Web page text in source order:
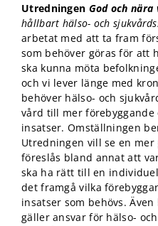
Utredningen God och nära
hållbart hälso- och
arbetat med att ta fram
som behöver göras för att
ska kunna möta
och vi lever länge med
behöver hälso- och
vård till mer
insatser. Omställningen
Utredningen vill se en
föreslås bland annat att
ska ha rätt till en
det framgå vilka
insatser som behövs.
gäller ansvar för hälso-
Upplevelse
För att vår
hemsida ska
prestera så
bra som
möjligt under
ditt besök.
Om du nekar
de här
kakorna
kommer viss
funktionalitet
att försvinna
från
hemsidan.